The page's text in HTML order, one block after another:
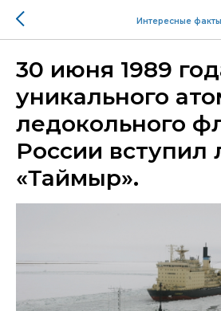
Интересные факты
30 июня 1989
уникального
ледокольного
России вступил
«Таймыр».